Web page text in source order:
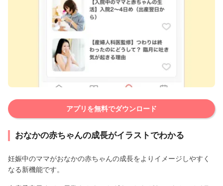
アプリを無料でダウンロード
おなかの赤ちゃんの成長がイラストでわかる
妊娠中のママがおなかの赤ちゃんの成長をよりイメージしやすく
なる新機能です。